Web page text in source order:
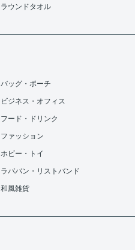
ラウンドタオル
バッグ・ポーチ
ビジネス・オフィス
フード・ドリンク
ファッション
ホビー・トイ
ラババン・リストバンド
和風雑貨